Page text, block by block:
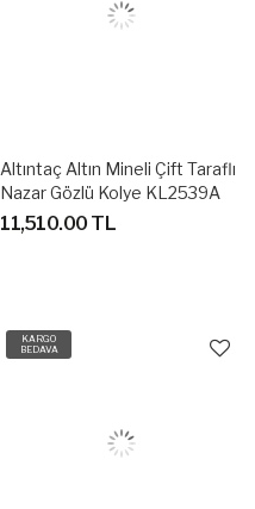
Altıntaç Altın Mineli Çift Taraflı
Nazar Gözlü Kolye KL2539A
11,510.00 TL
KARGO
BEDAVA